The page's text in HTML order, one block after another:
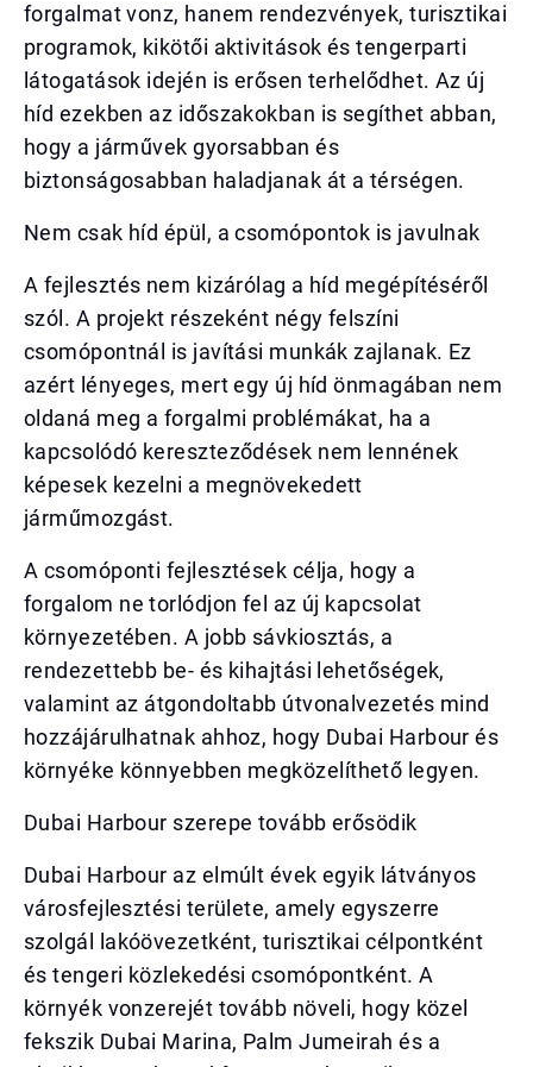
forgalmat vonz, hanem rendezvények, turisztikai
programok, kikötői aktivitások és tengerparti
látogatások idején is erősen terhelődhet. Az új
híd ezekben az időszakokban is segíthet abban,
hogy a járművek gyorsabban és
biztonságosabban haladjanak át a térségen.
Nem csak híd épül, a csomópontok is javulnak
A fejlesztés nem kizárólag a híd megépítéséről
szól. A projekt részeként négy felszíni
csomópontnál is javítási munkák zajlanak. Ez
azért lényeges, mert egy új híd önmagában nem
oldaná meg a forgalmi problémákat, ha a
kapcsolódó kereszteződések nem lennének
képesek kezelni a megnövekedett
járműmozgást.
A csomóponti fejlesztések célja, hogy a
forgalom ne torlódjon fel az új kapcsolat
környezetében. A jobb sávkiosztás, a
rendezettebb be- és kihajtási lehetőségek,
valamint az átgondoltabb útvonalvezetés mind
hozzájárulhatnak ahhoz, hogy Dubai Harbour és
környéke könnyebben megközelíthető legyen.
Dubai Harbour szerepe tovább erősödik
Dubai Harbour az elmúlt évek egyik látványos
városfejlesztési területe, amely egyszerre
szolgál lakóövezetként, turisztikai célpontként
és tengeri közlekedési csomópontként. A
környék vonzerejét tovább növeli, hogy közel
fekszik Dubai Marina, Palm Jumeirah és a